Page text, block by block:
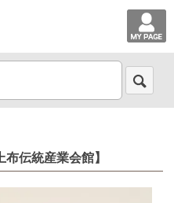
伝統産業会館】